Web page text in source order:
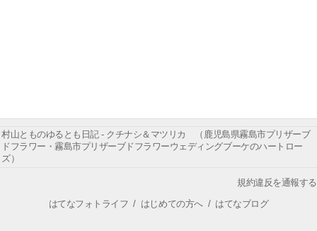
村山とものゆるとも日記 - クチナシ＆マツリカ （鹿児島県霧島市プリザーブ
ドフラワー・霧島市プリザーブドフラワーウェディングブーケのハートロー
ズ）
規約違反を通報する
はてなフォトライフ / はじめての方へ/ はてなブログ